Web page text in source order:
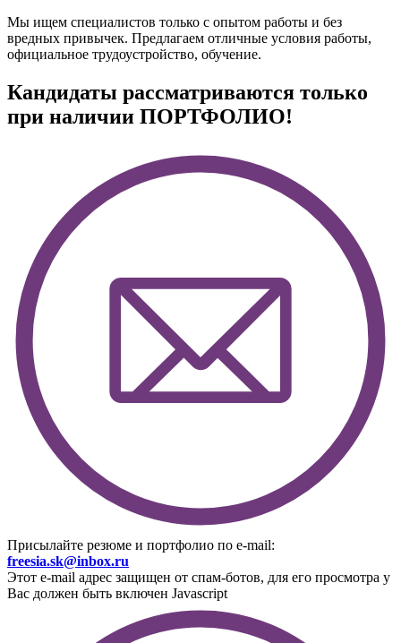
Мы ищем специалистов только с опытом работы и без
вредных привычек. Предлагаем отличные условия работы,
официальное трудоустройство, обучение.
Кандидаты рассматриваются только
при наличии ПОРТФОЛИО!
Присылайте резюме и портфолио по e-mail:
freesia.sk@inbox.ru
Этот e-mail адрес защищен от спам-ботов, для его просмотра у
Вас должен быть включен Javascript